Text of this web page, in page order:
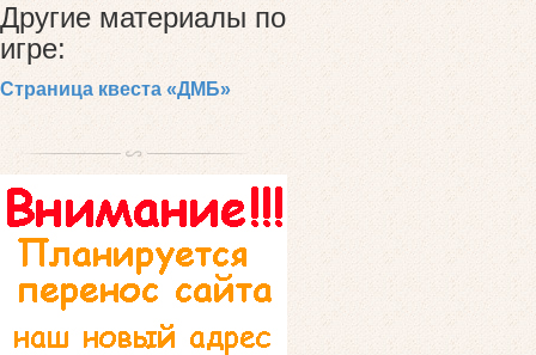
Другие материалы по
игре:
Страница квеста «ДМБ»